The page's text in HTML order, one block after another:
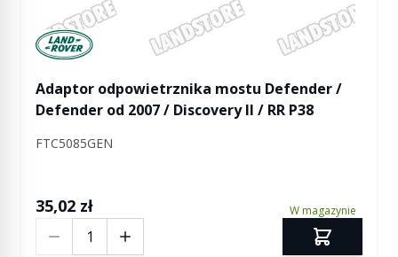
Manufactured by Land rover
Adaptor odpowietrznika mostu Defender /
Defender od 2007 / Discovery II / RR P38
FTC5085GEN
35,02 zł W magazynie